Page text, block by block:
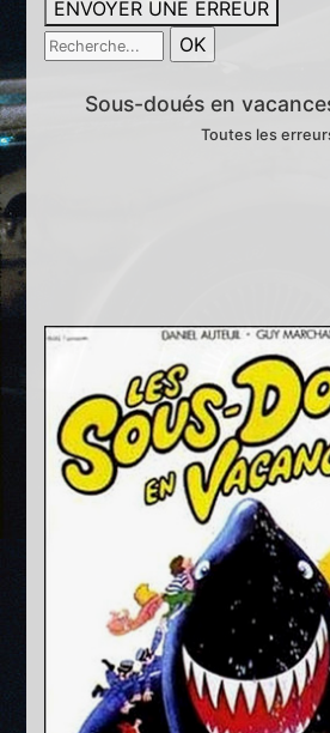
ENVOYER UNE ERREUR
Sous-doués en
Toutes les